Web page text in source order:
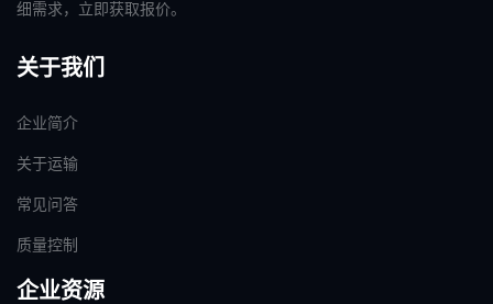
细需求，立即获取报价。
关于我们
企业简介
关于运输
常见问答
质量控制
企业资源